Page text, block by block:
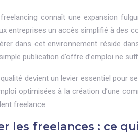
connaît une expansion
entreprises un accès simplifié à des
dans cet environnement réside
publication d’offre d’emploi ne
devient un levier essentiel pour
optimisées à la création d’une
freelance.
les freelances : ce